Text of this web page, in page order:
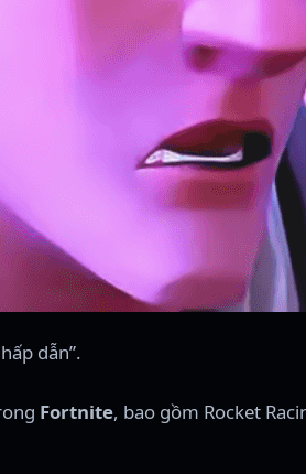
dẫn”.
Fortnite, bao gồm Rocket